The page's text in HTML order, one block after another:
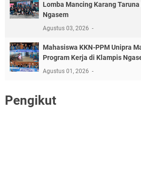
Lomba Mancing Karang Taruna
Ngasem
Agustus 03, 2026
Mahasiswa KKN-PPM Unipra
Program Kerja di Klampis
Agustus 01, 2026
Pengikut